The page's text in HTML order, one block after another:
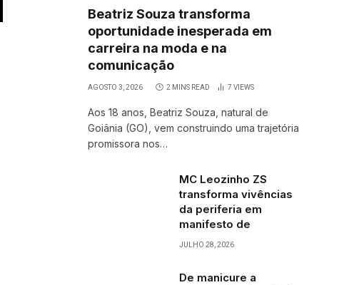
Beatriz Souza transforma
oportunidade inesperada em
carreira na moda e na
comunicação
AGOSTO 3, 2026 2 MINS READ 7 VIEWS
Aos 18 anos, Beatriz Souza, natural de
Goiânia (GO), vem construindo uma trajetória
promissora nos…
MC Leozinho ZS
transforma vivências
da periferia em
manifesto de
JULHO 28, 2026
De manicure a